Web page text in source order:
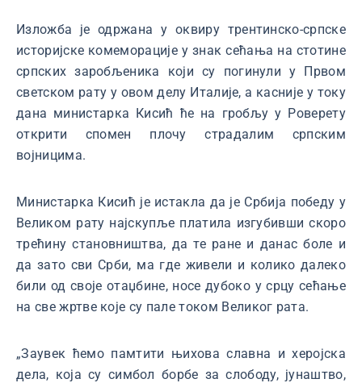
Изложба је одржана у оквиру трентинско-српске
историјске комеморације у знак сећања на стотине
српских заробљеника који су погинули у Првом
светском рату у овом делу Италије, а касније у току
дана министарка Кисић ће на гробљу у Роверету
открити спомен плочу страдалим српским
војницима.
Министарка Кисић је истакла да је Србија победу у
Великом рату најскупље платила изгубивши скоро
трећину становништва, да те ране и данас боле и
да зато сви Срби, ма где живели и колико далеко
били од своје отаџбине, носе дубоко у срцу сећање
на све жртве које су пале током Великог рата.
„Заувек ћемо памтити њихова славна и херојска
дела, која су симбол борбе за слободу, јунаштво,